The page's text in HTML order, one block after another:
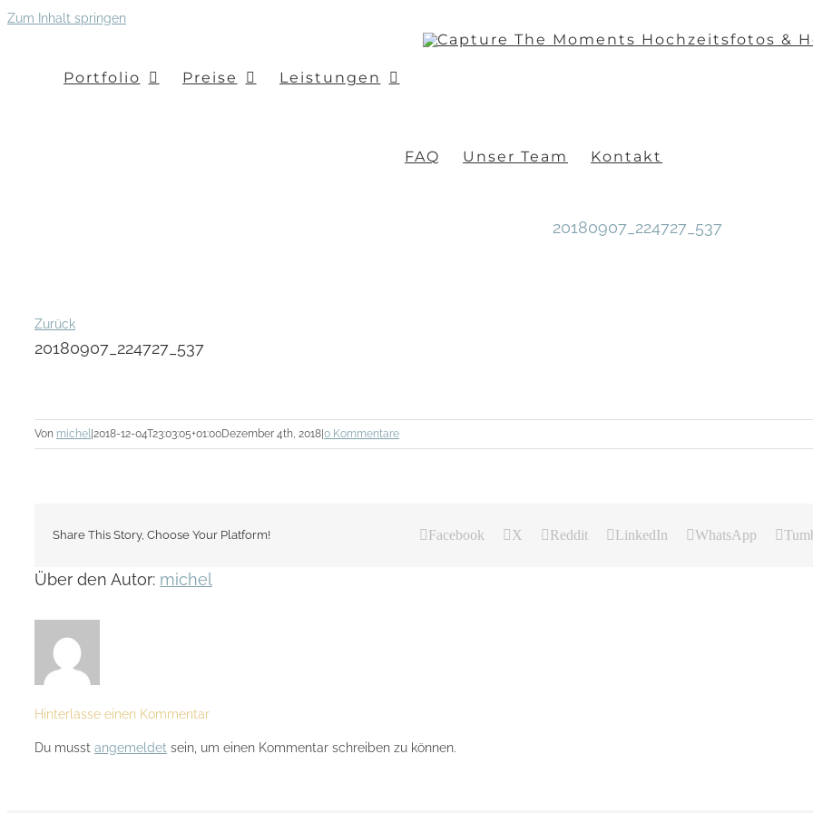
Zum Inhalt springen
Portfolio Preise Leistungen
FAQ Unser Team Kontakt
20180907_224727_537
Zurück
20180907_224727_537
Von michel |2018-12-04T23:03:05+01:00Dezember 4th, 2018|0 Kommentare
Share This Story, Choose Your Platform! Facebook X Reddit LinkedIn WhatsApp
Über den Autor: michel
Hinterlasse einen Kommentar
Du musst angemeldet sein, um einen Kommentar schreiben zu können.